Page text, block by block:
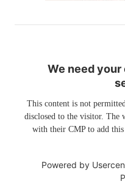
We need
This content is not
disclosed to the visitor. The
with their CMP to add
Powered by